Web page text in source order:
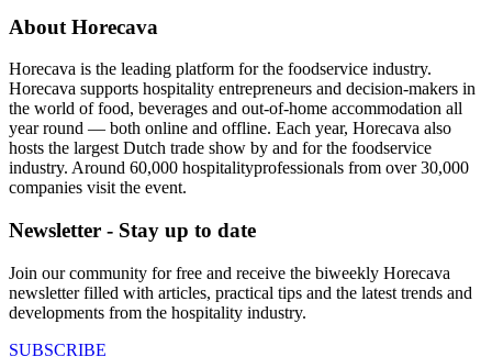
About Horecava
Horecava is the leading platform for the foodservice industry.
Horecava supports hospitality entrepreneurs and decision-makers in
the world of food, beverages and out-of-home accommodation all
year round — both online and offline. Each year, Horecava also
hosts the largest Dutch trade show by and for the foodservice
industry. Around 60,000 hospitalityprofessionals from over 30,000
companies visit the event.
Newsletter - Stay up to date
Join our community for free and receive the biweekly Horecava
newsletter filled with articles, practical tips and the latest trends and
developments from the hospitality industry.
SUBSCRIBE